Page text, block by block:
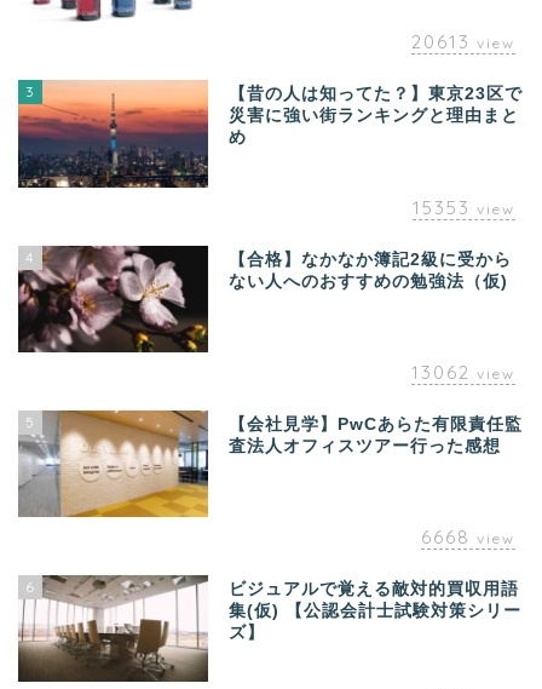
20613 view
3
【昔の人は知ってた？】東京23区で
災害に強い街ランキングと理由まと
め
15353 view
4
【合格】なかなか簿記2級に受から
ない人へのおすすめの勉強法（仮)
13062 view
5
【会社見学】PwCあらた有限責任監
査法人オフィスツアー行った感想
6668 view
6
ビジュアルで覚える敵対的買収用語
集(仮) 【公認会計士試験対策シリー
ズ】